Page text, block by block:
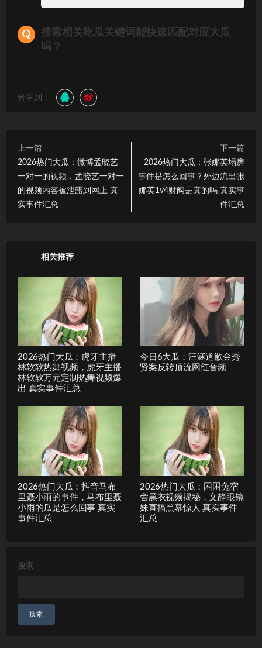
搜索相关吃瓜关键词能快速匹配对应大瓜
吗？
分享到：
上一篇
2026热门大瓜：微博孟晓艺
一对一的视频，孟晓艺一对一
的视频内容被泄露到网上 真
实事件汇总
下一篇
2026热门大瓜：张娜英塌房
事件是怎么回事？外边流出张
娜英1v4财阀是真的吗 真实事
件汇总
相关推荐
2026热门大瓜：虎牙主播
林软软热舞视频，虎牙主播
林软软万元定制热舞视频爆
出 真实事件汇总
今日6大瓜：汪涵道歉金秀
贤案反转顶流网红音频
2026热门大瓜：抖音马布
里聂小雨的事件，马布里聂
小雨的瓜是怎么回事 真实
事件汇总
2026热门大瓜：困困兔宿
舍黑衣视频揭秘，文静眼镜
妹直播黑幕惊人 真实事件
汇总
搜索
搜索